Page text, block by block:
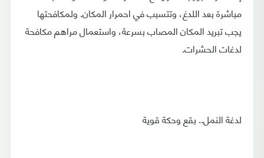
مباشرة بعد اللدغ، وتتسبب في احمرار المكان. ولمكافحتها
يجب تبريد المكان المصاب بسرعة، واستعمال مراهم مكافحة
لدغات الحشرات.
لدغة النمل.. بقع وحكة قوية